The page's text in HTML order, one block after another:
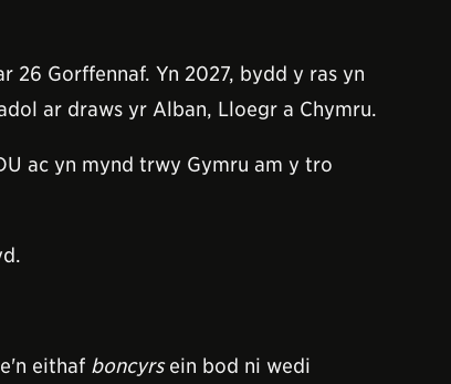
26 Gorffennaf. Yn 2027, bydd y ras yn
ar draws yr Alban, Lloegr a Chymru.
ac yn mynd trwy Gymru am y tro
eithaf boncyrsein bod ni wedi